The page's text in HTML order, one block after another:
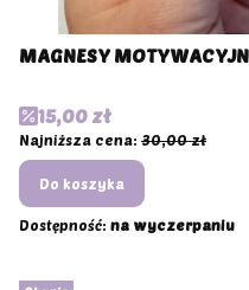
MAGNESY
Cena promocyjna
15,00 zł
Najniższa cena: 30,00 zł
Do koszyka
Dostępność: na wyczerpaniu